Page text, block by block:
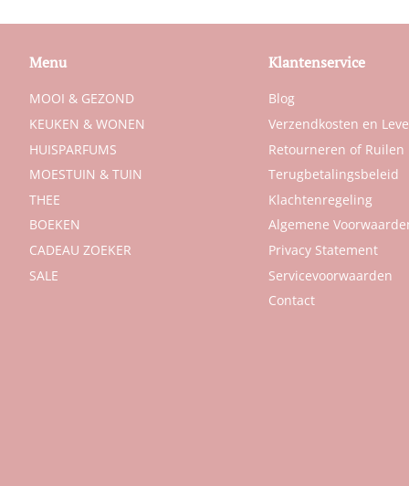
Menu
MOOI & GEZOND
KEUKEN & WONEN
HUISPARFUMS
MOESTUIN & TUIN
THEE
BOEKEN
CADEAU ZOEKER
SALE
Klantenservice
Blog
Verzendkosten en
Retourneren of Ruilen
Terugbetalingsbeleid
Klachtenregeling
Algemene
Privacy Statement
Servicevoorwaarden
Contact